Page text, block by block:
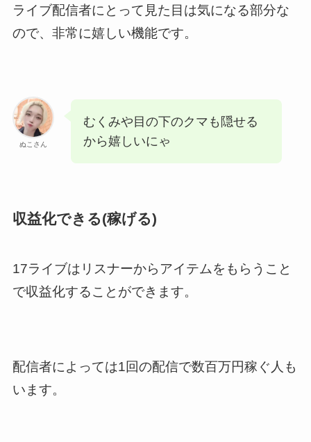
ライブ配信者にとって見た目は気になる部分な
ので、非常に嬉しい機能です。
ぬこさん
むくみや目の下のクマも隠せる
から嬉しいにゃ
収益化できる(稼げる)
17ライブはリスナーからアイテムをもらうこと
で収益化することができます。
配信者によっては1回の配信で数百万円稼ぐ人も
います。